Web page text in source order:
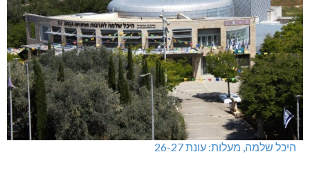
היכל שלמה, מעלות: עונת 26-27